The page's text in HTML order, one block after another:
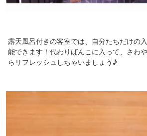
露天風呂付きの客室では、自分たちだけの
能できます！代わりばんこに入って、さわ
らリフレッシュしちゃいましょう♪